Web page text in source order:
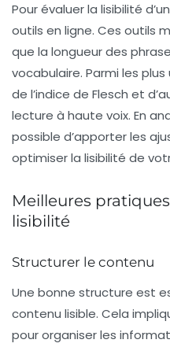
Pour évaluer la lisibilité
outils en ligne. Ces outils
que la longueur des
vocabulaire. Parmi les
de l’indice de Flesch et
lecture à haute voix. En
possible d’apporter les
optimiser la lisibilité de
Meilleures
lisibilité
Structurer le contenu
Une bonne structure est
contenu lisible. Cela
pour organiser les